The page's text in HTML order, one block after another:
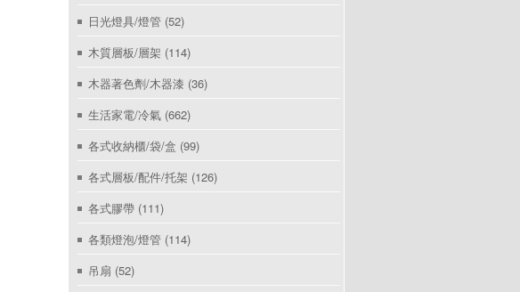
日光燈具/燈管 (52)
木質層板/層架 (114)
木器著色劑/木器漆 (36)
生活家電/冷氣 (662)
各式收納櫃/袋/盒 (99)
各式層板/配件/托架 (126)
各式膠帶 (111)
各類燈泡/燈管 (114)
吊扇 (52)